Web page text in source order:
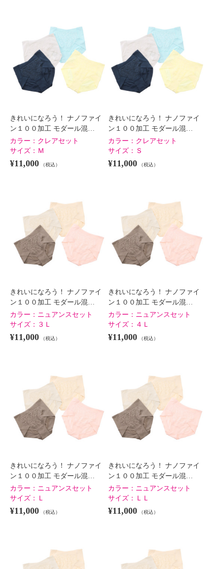
きれいになろう！ ナノファイ
ン１００加工 モダール混…
カラー： クレアセット
サイズ： Ｍ
¥11,000 （税込）
きれいになろう！ ナノファイ
ン１００加工 モダール混…
カラー： クレアセット
サイズ： Ｓ
¥11,000 （税込）
きれいになろう！ ナノファイ
ン１００加工 モダール混…
カラー： ニュアンスセット
サイズ： ３Ｌ
¥11,000 （税込）
きれいになろう！ ナノファイ
ン１００加工 モダール混…
カラー： ニュアンスセット
サイズ： ４Ｌ
¥11,000 （税込）
きれいになろう！ ナノファイ
ン１００加工 モダール混…
カラー： ニュアンスセット
サイズ：
Ｌ
¥11,000 （税込）
きれいになろう！ ナノファイ
ン１００加工 モダール混…
カラー： ニュアンスセット
サイズ：
ＬＬ
¥11,000 （税込）